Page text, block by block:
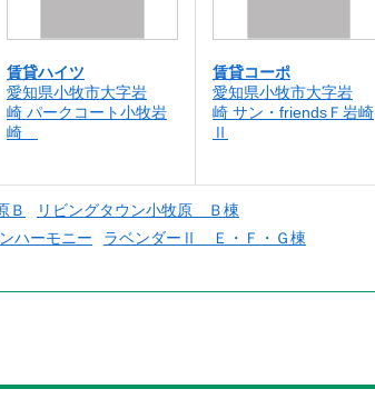
賃貸ハイツ
愛知県小牧市大字岩
崎 パークコート小牧岩
崎
賃貸コーポ
愛知県小牧市大字岩
崎 サン・friendsＦ岩崎
Ⅱ
Ｂ
リビングタウン小牧原 Ｂ棟
ハーモニー
ラベンダーⅡ Ｅ・Ｆ・Ｇ棟